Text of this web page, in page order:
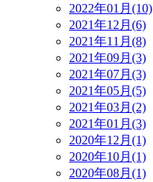
2022年01月(10)
2021年12月(6)
2021年11月(8)
2021年09月(3)
2021年07月(3)
2021年05月(5)
2021年03月(2)
2021年01月(3)
2020年12月(1)
2020年10月(1)
2020年08月(1)